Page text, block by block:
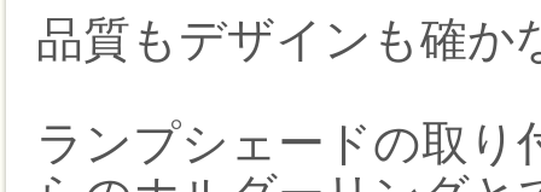
品質もデザインも確か
ランプシェードの取り